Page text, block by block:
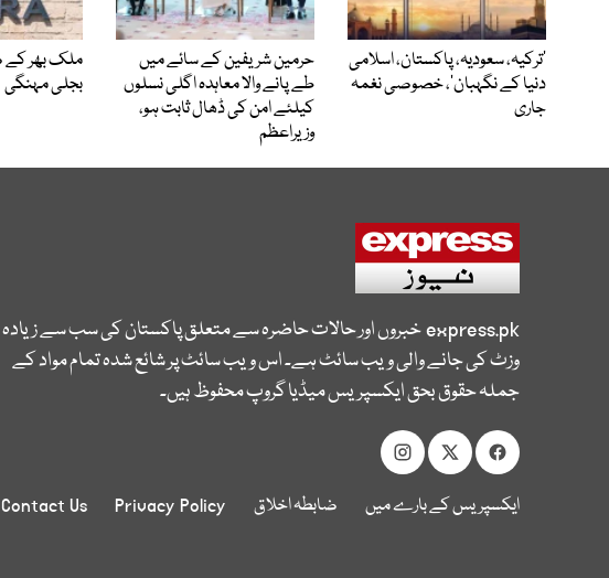
‘ترکیہ، سعودیہ، پاکستان، اسلامی
دنیا کے نگہبان’، خصوصی نغمہ
جاری
حرمین شریفین کے سائے میں
طے پانے والا معاہدہ اگلی نسلوں
کیلئے امن کی ڈھال ثابت ہو،
وزیراعظم
ملک بھر کے
بجلی مہنگی
express.pkخبروں اور حالات حاضرہ سے متعلق پاکستان کی سب سے زیادہ
وزٹ کی جانے والی ویب سائٹ ہے۔ اس ویب سائٹ پر شائع شدہ تمام مواد کے
جملہ حقوق بحق ایکسپریس میڈیا گروپ محفوظ ہیں۔
ایکسپریس کے بارے میں ضابطہ اخلاق Privacy Policy
Contact Us